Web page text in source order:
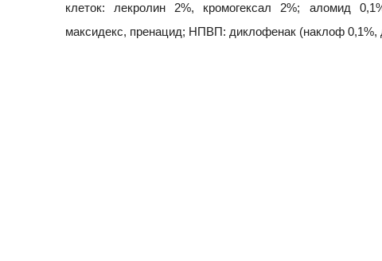
клеток: лекролин 2%, кромогексал 2%; аломид
максидекс, пренацид; НПВП: диклофенак (наклоф